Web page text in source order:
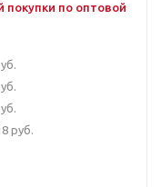
покупки по оптовой
руб.